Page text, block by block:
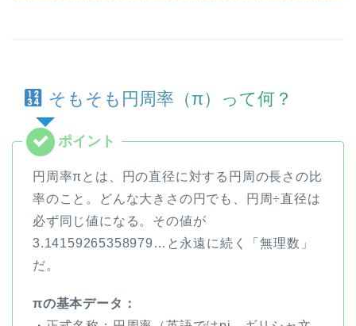
そもそも円周率（π）って何？
円周率πとは、円の直径に対する円周の長さの比
率のこと。どんな大きさの円でも、円周÷直径は
必ず同じ値になる。その値が
3.14159265358979…と永遠に続く「無理数」
だ。
πの基本データ：